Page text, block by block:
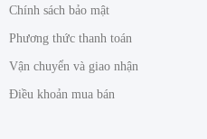
Chính sách bảo mật
Phương thức thanh toán
Vận chuyển và giao nhận
Điều khoản mua bán